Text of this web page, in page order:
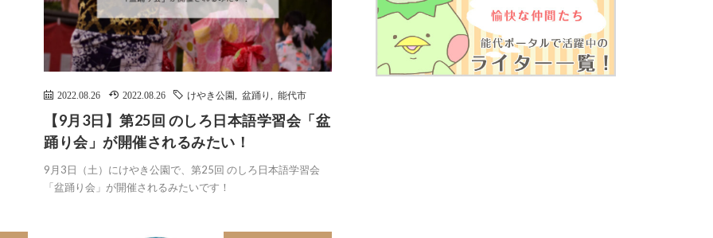
2022.08.26 2022.08.26 けやき公園 ,盆踊り ,能代市
【9月3日】第25回 のしろ日本語学習会「盆
踊り会」が開催されるみたい！
9月3日（土）にけやき公園で、第25回 のしろ日本語学習会
「盆踊り会」が開催されるみたいです！